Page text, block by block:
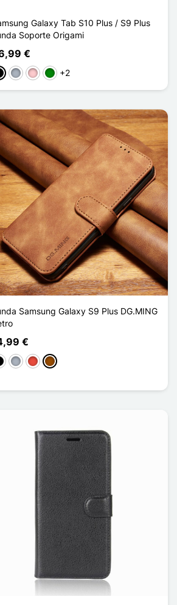
Galaxy Tab S10 Plus / S9 Plus
Soporte Origami
€
Gris RosaVerde
+2
Samsung Galaxy S9 Plus DG.MING
€
Gris RojoMarrón